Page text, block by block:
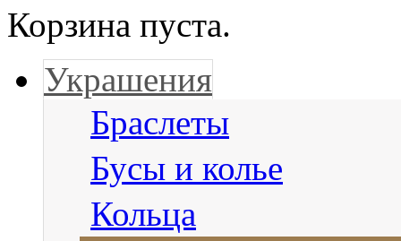
Корзина пуста.
Украшения
Браслеты
Бусы и колье
Кольца